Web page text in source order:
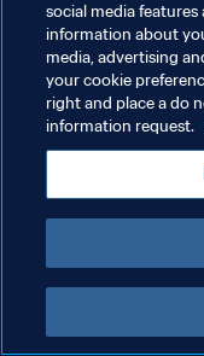
개인정보 보호정책
서비스 약관
social media features
information about
media, advertising
your cookie
right and place a do
information request.